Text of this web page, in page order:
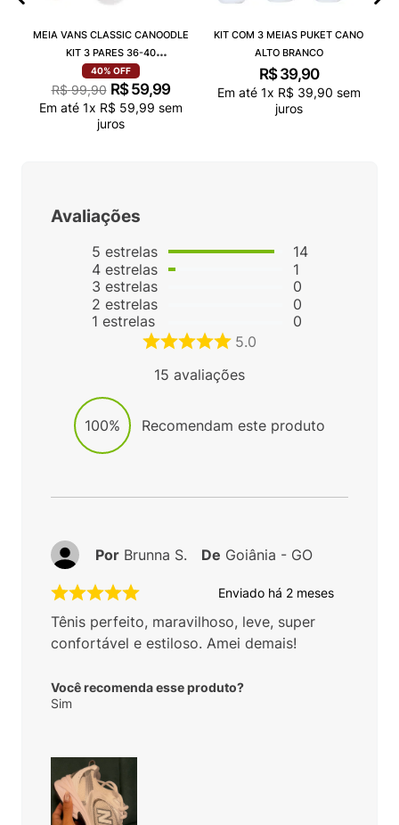
MEIA VANS CLASSIC CANOODLE
KIT 3 PARES 36-40
VN000QCAJU4
40% OFF
R$ 99,90 R$ 59,99
Em até 1x R$ 59,99 sem
juros
KIT COM 3 MEIAS PUKET CANO
ALTO BRANCO
R$ 39,90
Em até 1x R$ 39,90 sem
juros
Avaliações
5 estrelas
4estrelas
3 estrelas
2 estrelas
1 estrelas
14
1
0
0
0
5.0
15 avaliações
100% Recomendam este produto
Enviado há 2 meses
Tênis perfeito, maravilhoso, leve, super
confortável e estiloso. Amei demais!
Você recomenda esse produto?
Sim
Por Brunna S. De Goiânia - GO